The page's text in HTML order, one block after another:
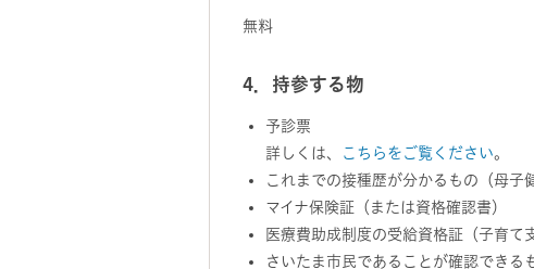
無料
4．持参する物
予診票
詳しくは、
こちらをご覧ください。
これまでの接種歴が分かるもの（母子
マイナ保険証（または資格確認書）
医療費助成制度の受給資格証（子育て
さいたま市民であることが確認できる